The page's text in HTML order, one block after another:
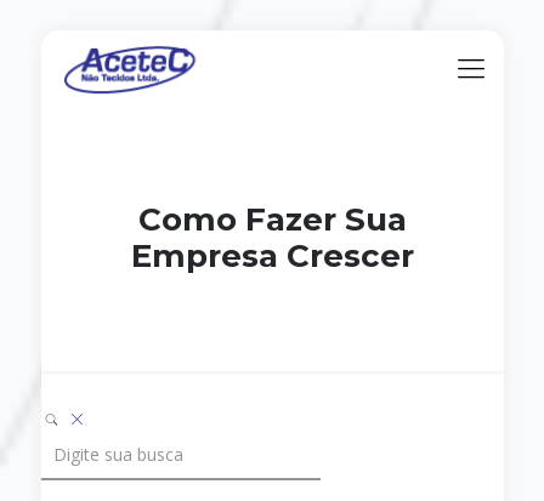
Como Fazer Sua
Empresa Crescer